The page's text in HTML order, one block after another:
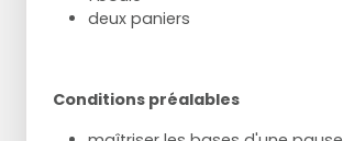
deux paniers
Conditions préalables